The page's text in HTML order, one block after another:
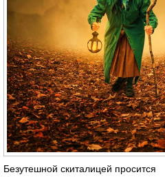
Безутешной скиталицей просится